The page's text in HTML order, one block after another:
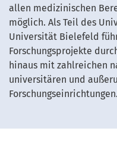
allen medizinischen
möglich. Als Teil des
Universität Bielefeld
Forschungsprojekte
hinaus mit zahlreichen
universitären und
Forschungseinrichtungen.